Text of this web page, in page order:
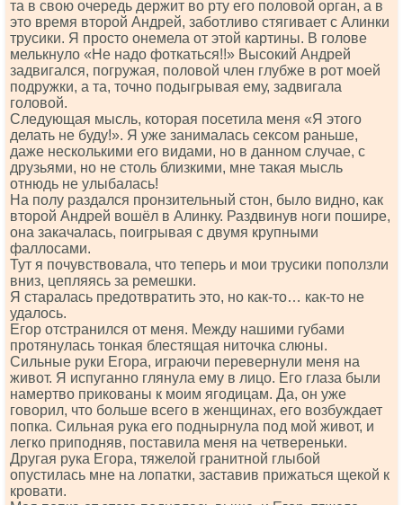
та в свою очередь держит во рту его половой орган, а в
это время второй Андрей, заботливо стягивает с Алинки
трусики. Я просто онемела от этой картины. В голове
мелькнуло «Не надо фоткаться!!» Высокий Андрей
задвигался, погружая, половой член глубже в рот моей
подружки, а та, точно подыгрывая ему, задвигала
головой.
Следующая мысль, которая посетила меня «Я этого
делать не буду!». Я уже занималась сексом раньше,
даже несколькими его видами, но в данном случае, с
друзьями, но не столь близкими, мне такая мысль
отнюдь не улыбалась!
На полу раздался пронзительный стон, было видно, как
второй Андрей вошёл в Алинку. Раздвинув ноги пошире,
она закачалась, поигрывая с двумя крупными
фаллосами.
Тут я почувствовала, что теперь и мои трусики поползли
вниз, цепляясь за ремешки.
Я старалась предотвратить это, но как-то… как-то не
удалось.
Егор отстранился от меня. Между нашими губами
протянулась тонкая блестящая ниточка слюны.
Сильные руки Егора, играючи перевернули меня на
живот. Я испуганно глянула ему в лицо. Его глаза были
намертво прикованы к моим ягодицам. Да, он уже
говорил, что больше всего в женщинах, его возбуждает
попка. Сильная рука его поднырнула под мой живот, и
легко приподняв, поставила меня на четвереньки.
Другая рука Егора, тяжелой гранитной глыбой
опустилась мне на лопатки, заставив прижаться щекой к
кровати.